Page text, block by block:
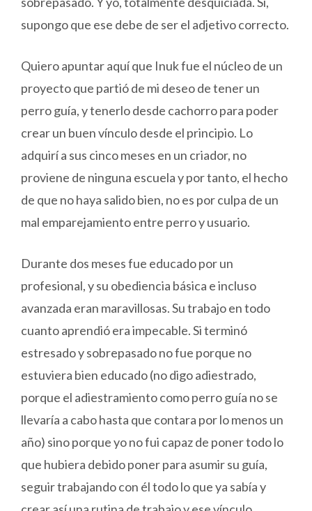
supongo que ese debe de ser el adjetivo correcto.
Quiero apuntar aquí que Inuk fue el núcleo de un
proyecto que partió de mi deseo de tener un
perro guía, y tenerlo desde cachorro para poder
crear un buen vínculo desde el principio. Lo
adquirí a sus cinco meses en un criador, no
proviene de ninguna escuela y por tanto, el hecho
de que no haya salido bien, no es por culpa de un
mal emparejamiento entre perro y usuario.
Durante dos meses fue educado por un
profesional, y su obediencia básica e incluso
avanzada eran maravillosas. Su trabajo en todo
cuanto aprendió era impecable. Si terminó
estresado y sobrepasado no fue porque no
estuviera bien educado (no digo adiestrado,
porque el adiestramiento como perro guía no se
llevaría a cabo hasta que contara por lo menos un
año) sino porque yo no fui capaz de poner todo lo
que hubiera debido poner para asumir su guía,
seguir trabajando con él todo lo que ya sabía y